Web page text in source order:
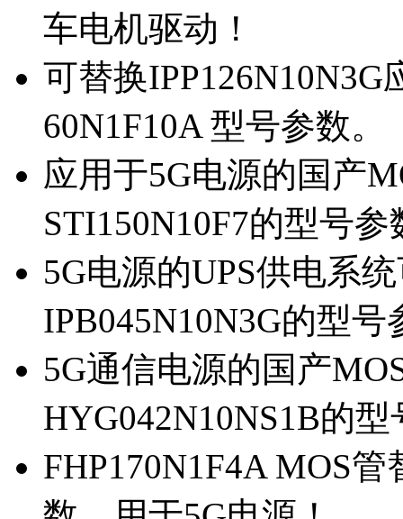
车电机驱动！
可替换
60N1F10A 型号参数。
应用于5G电源的国产
STI150N10F7的型号参
5G电源的UPS供电系
IPB045N10N3G的型号
5G通信电源的国产
HYG042N10NS1B的
FHP170N1F4A MOS